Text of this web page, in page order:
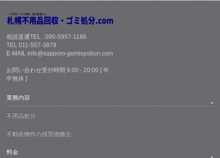
相談直通TEL : 090-5957-1186
TEL 011-557-3879
E-MAIL info@sapporo-gomisyobun.com
お問い合わせ受付時間 9:00 - 20:00 [ 年
中無休 ]
業務内容
不用品処分
不動産物件の残置物撤去
料金